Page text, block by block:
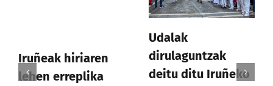
Iruñeak hiriaren
lehen erreplika
Udalak
dirulaguntzak
deitu ditu Iruñeko